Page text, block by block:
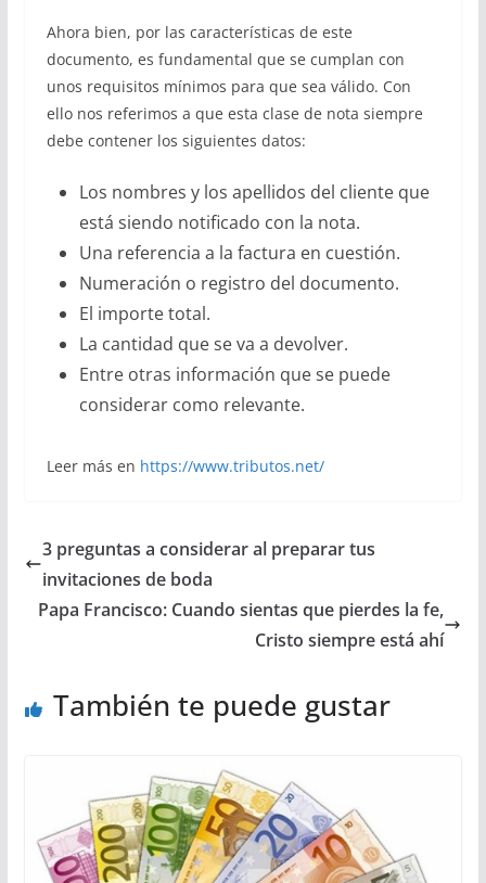
Ahora bien, por las características de este
documento, es fundamental que se cumplan con
unos requisitos mínimos para que sea válido. Con
ello nos referimos a que esta clase de nota siempre
debe contener los siguientes datos:
Los nombres y los apellidos del cliente que
está siendo notificado con la nota.
Una referencia a la factura en cuestión.
Numeración o registro del documento.
El importe total.
La cantidad que se va a devolver.
Entre otras información que se puede
considerar como relevante.
Leer más en https://www.tributos.net/
3 preguntas a considerar al preparar tus
invitaciones de boda
Papa Francisco: Cuando sientas que pierdes la fe,
Cristo siempre está ahí
También te puede gustar